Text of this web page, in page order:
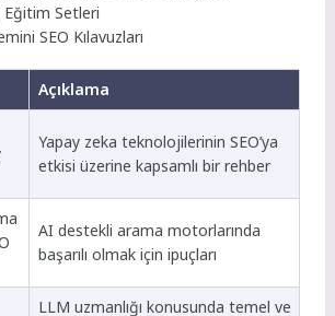
Eğitim Setleri
SEO Kılavuzları
Açıklama
Yapay zeka teknolojilerinin SEO’ya
etkisi üzerine kapsamlı bir rehber
AI destekli arama motorlarında
başarılı olmak için ipuçları
LLM uzmanlığı konusunda temel ve